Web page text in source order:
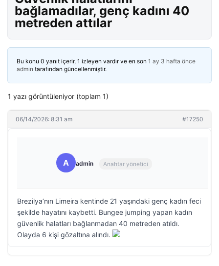
bağlamadılar, genç kadını 40
metreden attılar
Bu konu 0 yanıt içerir, 1 izleyen vardır ve en son 1 ay 3 hafta önce
admin tarafından güncellenmiştir.
1 yazı görüntüleniyor (toplam 1)
06/14/2026: 8:31 am #17250
A admin Anahtar yönetici
Brezilya’nın Limeira kentinde 21 yaşındaki genç kadın feci
şekilde hayatını kaybetti. Bungee jumping yapan kadın
güvenlik halatları bağlanmadan 40 metreden atıldı.
Olayda 6 kişi gözaltına alındı.